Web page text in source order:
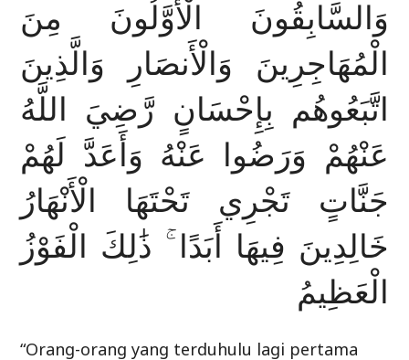
وَالسَّابِقُونَ الْأَوَّلُونَ مِنَ
الْمُهَاجِرِينَ وَالْأَنصَارِ وَالَّذِينَ
اتَّبَعُوهُم بِإِحْسَانٍ رَّضِيَ اللَّهُ
عَنْهُمْ وَرَضُوا عَنْهُ وَأَعَدَّ لَهُمْ
جَنَّاتٍ تَجْرِي تَحْتَهَا الْأَنْهَارُ
خَالِدِينَ فِيهَا أَبَدًا ۚ ذَٰلِكَ الْفَوْزُ
الْعَظِيمُ
“Orang-orang yang terduhulu lagi pertama